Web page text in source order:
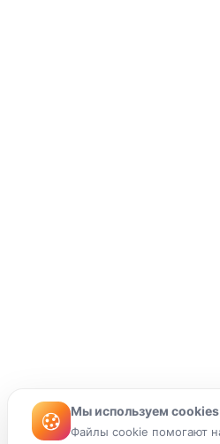
Мы используем cookies
Файлы cookie помогают